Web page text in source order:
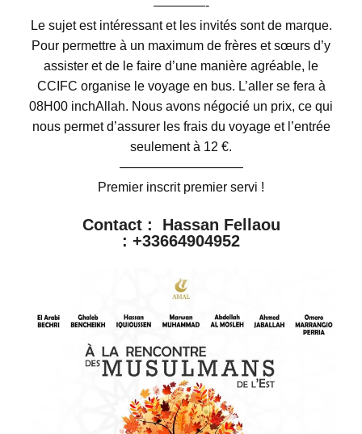
————-
Le sujet est intéressant et les invités sont de marque.
Pour permettre à un maximum de frères et sœurs d’y
assister et de le faire d’une manière agréable, le
CCIFC organise le voyage en bus. L’aller se fera à
08H00 inchAllah. Nous avons négocié un prix, ce qui
nous permet d’assurer les frais du voyage et l’entrée
seulement à 12 €.
—————————–
Premier inscrit premier servi !
Contact : Hassan Fellaou
: +33664904952